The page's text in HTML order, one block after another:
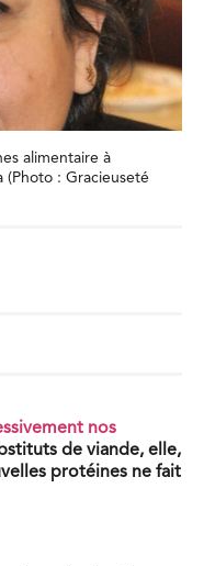
alimentaire à
: Gracieuseté
nos
de viande, elle,
protéines ne fait